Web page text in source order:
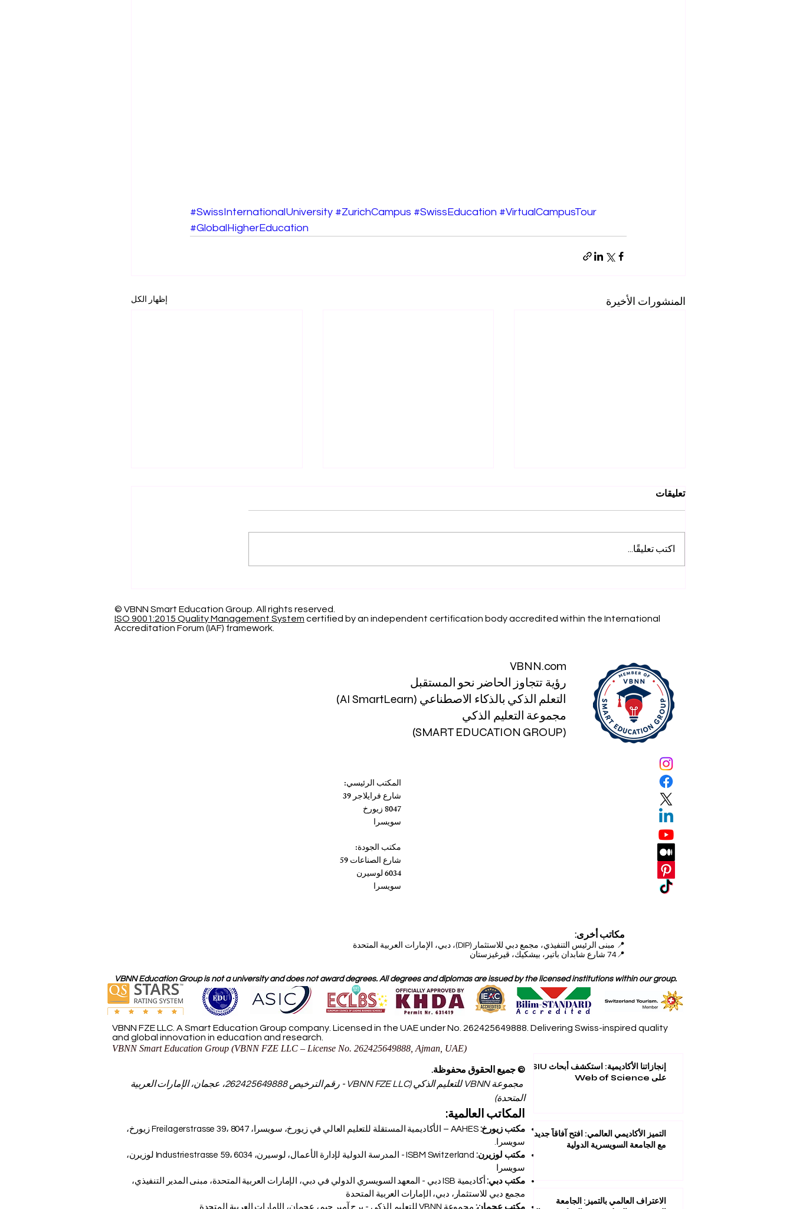
#SwissInternationalUniversity #ZurichCampus #SwissEducation #VirtualCampusTour
#GlobalHigherEducation
المنشورات الأخيرة إظهار الكل
22 عالمياً في تصنيف كيو إس
لعام 2026
تعليقات
اكتب تعليقًا...
© VBNN Smart Education Group. All rights reserved.
ISO 9001:2015 Quality Management System certified by an independent certification body accredited within the International
Accreditation Forum (IAF) framework.
VBNN.com
رؤية تتجاوز الحاضر نحو المستقبل
التعلم الذكي بالذكاء الاصطناعي (AI SmartLearn)
مجموعة التعليم الذكي
(SMART EDUCATION GROUP)
المكتب الرئيسي:
شارع فرايلاجر 39
8047 زيورخ
سويسرا
مكتب الجودة:
شارع الصناعات 59
6034 لوسيرن
سويسرا
مكاتب أخرى:
📍 مبنى الرئيس التنفيذي، مجمع دبي للاستثمار (DIP)، دبي، الإمارات العربية المتحدة
📍74 شارع شابدان باتير، بيشكيك، قيرغيزستان
VBNN Education Group is not a university and does not award degrees. All degrees and diplomas are issued by the licensed institutions within our group.
VBNN FZE LLC. A Smart Education Group company. Licensed in the UAE under No. 262425649888. Delivering Swiss-inspired quality
and global innovation in education and research.
VBNN Smart Education Group (VBNN FZE LLC – License No. 262425649888, Ajman, UAE)
© جميع الحقوق محفوظة.
مجموعة VBNN للتعليم الذكي (VBNN FZE LLC - رقم الترخيص 262425649888، عجمان، الإمارات العربية
المتحدة)
المكاتب العالمية:
مكتب زيورخ:
AAHES – الأكاديمية المستقلة للتعليم العالي في زيورخ، سويسرا، Freilagerstrasse 39، 8047 زيورخ،
سويسرا.
مكتب لوزيرن:
ISBM Switzerland - المدرسة الدولية لإدارة الأعمال، لوسيرن، Industriestrasse 59، 6034 لوزيرن،
سويسرا
مكتب دبي:
أكاديمية ISB دبي - المعهد السويسري الدولي في دبي، الإمارات العربية المتحدة، مبنى المدير التنفيذي،
مجمع دبي للاستثمار، دبي، الإمارات العربية المتحدة
مكتب عجمان: مجموعة VBNN للتعليم الذكي - برج آمبر جيم، عجمان، الإمارات العربية المتحدة
إنجازاتنا الأكاديمية: استكشف أبحاث SIU
على Web of Science
التميز الأكاديمي العالمي: افتح آفاقاً جديدة
مع الجامعة السويسرية الدولية
الاعتراف العالمي بالتميز: الجامعة